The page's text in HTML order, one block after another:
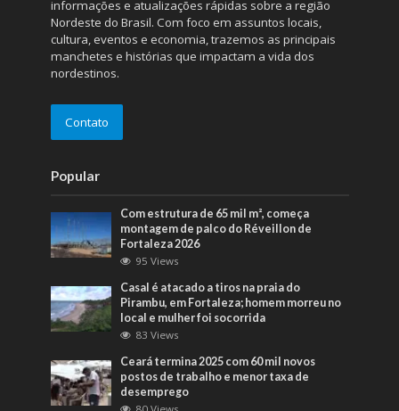
informações e atualizações rápidas sobre a região
Nordeste do Brasil. Com foco em assuntos locais,
cultura, eventos e economia, trazemos as principais
manchetes e histórias que impactam a vida dos
nordestinos.
Contato
Popular
Com estrutura de 65 mil m², começa
montagem de palco do Réveillon de
Fortaleza 2026
95 Views
Casal é atacado a tiros na praia do
Pirambu, em Fortaleza; homem morreu no
local e mulher foi socorrida
83 Views
Ceará termina 2025 com 60 mil novos
postos de trabalho e menor taxa de
desemprego